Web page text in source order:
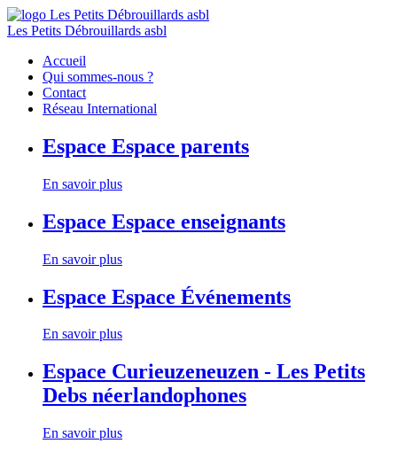
Les Petits Débrouillards asbl
Accueil
Qui sommes-nous ?
Contact
Réseau International
Espace Espace parents
En savoir plus
Espace Espace enseignants
En savoir plus
Espace Espace Événements
En savoir plus
Espace Curieuzeneuzen - Les Petits
Debs néerlandophones
En savoir plus